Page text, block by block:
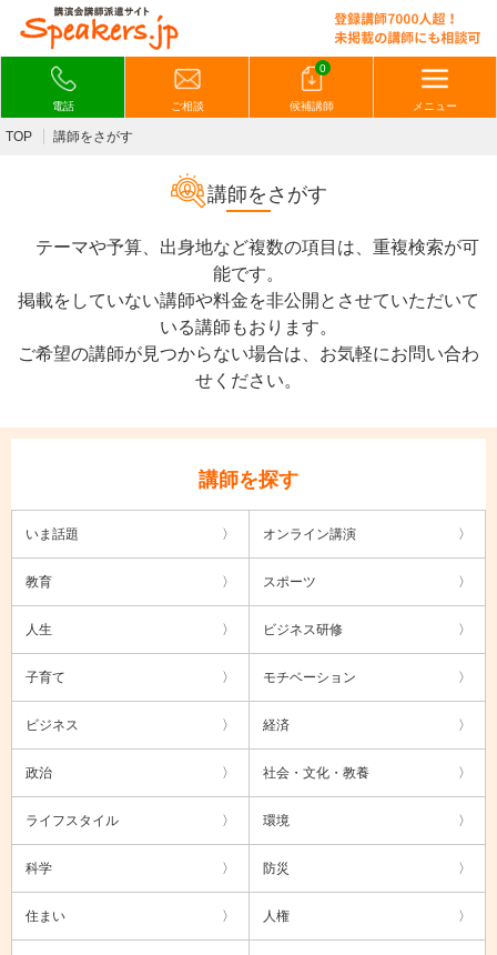
電話 ご相談
0
候補講師 メニュー
TOP 講師をさがす
講師をさがす
テーマや予算、出身地など複数の項目は、重複検索が可
能です。
掲載をしていない講師や料金を非公開とさせていただいて
いる講師もおります。
ご希望の講師が見つからない場合は、お気軽にお問い合わ
せください。
講師を探す
いま話題 オンライン講演
教育 スポーツ
人生 ビジネス研修
子育て モチベーション
ビジネス 経済
政治 社会・文化・教養
ライフスタイル 環境
科学 防災
住まい 人権